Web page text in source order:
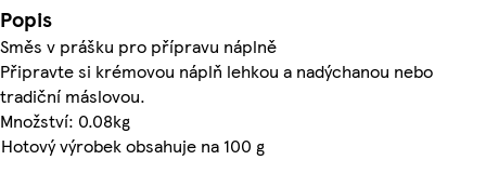
Popis
Směs v prášku pro přípravu náplně
Připravte si krémovou náplň lehkou a nadýchanou nebo
tradiční máslovou.
Množství: 0.08kg
Hotový výrobek obsahuje na 100 g